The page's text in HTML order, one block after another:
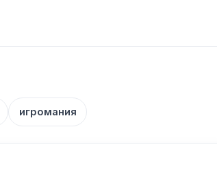
игромания